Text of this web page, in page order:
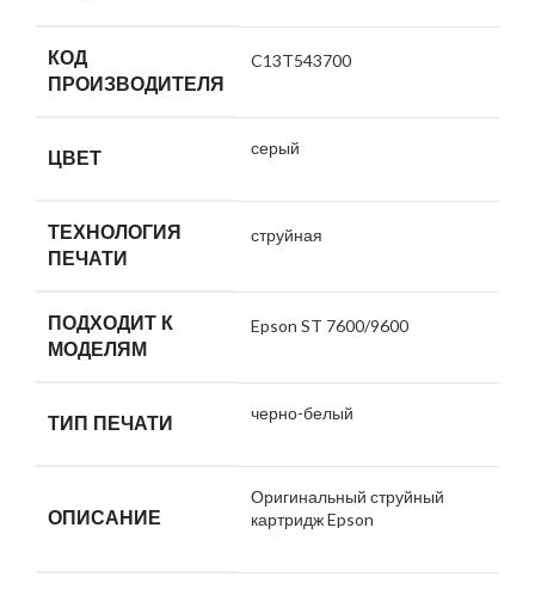
КОД
ПРОИЗВОДИТЕЛЯ
C13T543700
ЦВЕТ серый
ТЕХНОЛОГИЯ
ПЕЧАТИ
струйная
ПОДХОДИТ К
МОДЕЛЯМ
Epson ST 7600/9600
ТИП ПЕЧАТИ черно-белый
ОПИСАНИЕ
Оригинальный струйный
картридж Epson